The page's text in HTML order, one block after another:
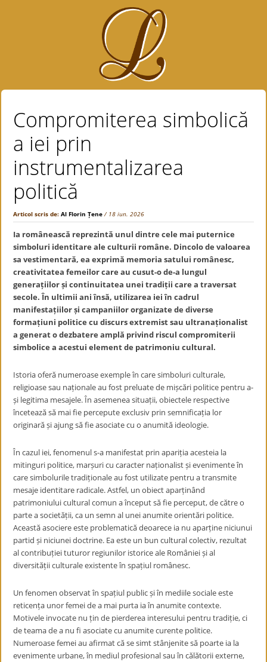
Compromiterea simbolică
a iei prin
instrumentalizarea
politică
Articol scris de:Al Florin Țene / 18 iun. 2026
Ia românească reprezintă unul dintre cele mai puternice
simboluri identitare ale culturii române. Dincolo de valoarea
sa vestimentară, ea exprimă memoria satului românesc,
creativitatea femeilor care au cusut-o de-a lungul
generațiilor și continuitatea unei tradiții care a traversat
secole. În ultimii ani însă, utilizarea iei în cadrul
manifestațiilor și campaniilor organizate de diverse
formațiuni politice cu discurs extremist sau ultranaționalist
a generat o dezbatere amplă privind riscul compromiterii
simbolice a acestui element de patrimoniu cultural.
Istoria oferă numeroase exemple în care simboluri culturale,
religioase sau naționale au fost preluate de mișcări politice pentru a-
și legitima mesajele. În asemenea situații, obiectele respective
încetează să mai fie percepute exclusiv prin semnificația lor
originară și ajung să fie asociate cu o anumită ideologie.
În cazul iei, fenomenul s-a manifestat prin apariția acesteia la
mitinguri politice, marșuri cu caracter naționalist și evenimente în
care simbolurile tradiționale au fost utilizate pentru a transmite
mesaje identitare radicale. Astfel, un obiect aparținând
patrimoniului cultural comun a început să fie perceput, de către o
parte a societății, ca un semn al unei anumite orientări politice.
Această asociere este problematică deoarece ia nu aparține niciunui
partid și niciunei doctrine. Ea este un bun cultural colectiv, rezultat
al contribuției tuturor regiunilor istorice ale României și al
diversității culturale existente în spațiul românesc.
Un fenomen observat în spațiul public și în mediile sociale este
reticența unor femei de a mai purta ia în anumite contexte.
Motivele invocate nu țin de pierderea interesului pentru tradiție, ci
de teama de a nu fi asociate cu anumite curente politice.
Numeroase femei au afirmat că se simt stânjenite să poarte ia la
evenimente urbane, în mediul profesional sau în călătorii externe,